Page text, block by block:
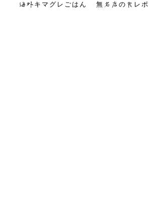
海外キマグレごはん 無名店の食レポ